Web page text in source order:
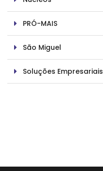
PRÓ-MAIS
São Miguel
Soluções Empresariais